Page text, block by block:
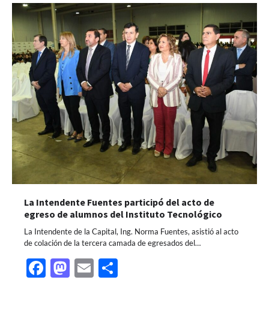
La Intendente Fuentes participó del acto de
egreso de alumnos del Instituto Tecnológico
La Intendente de la Capital, Ing. Norma Fuentes, asistió al acto
de colación de la tercera camada de egresados del…
Facebook
Mastodon
Email